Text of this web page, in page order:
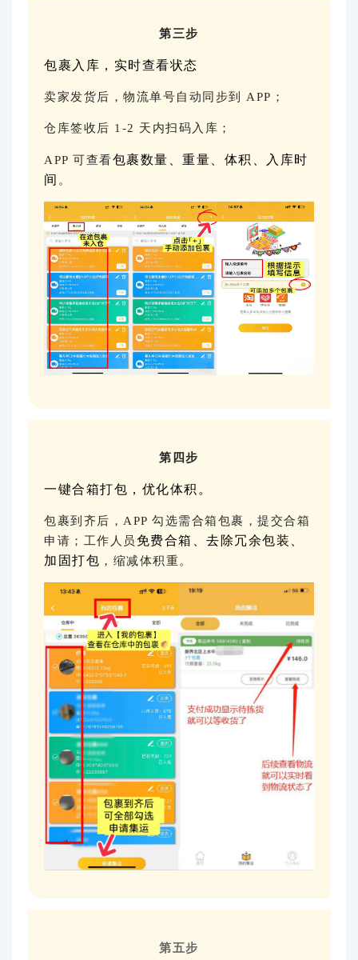
第三步
包裹入库，实时查看状态
卖家发货后，物流单号自动同步到 APP；
仓库签收后 1-2 天内扫码入库；
APP 可查看包裹数量、重量、体积、入库时
间 。
第四步
一键合箱打包，优化体积。
包裹到齐后，APP 勾选需合箱包裹，提交合箱
申请；工作人员 免费合箱、去除冗余包装、
加固打包 ，缩减体积重。
第五步